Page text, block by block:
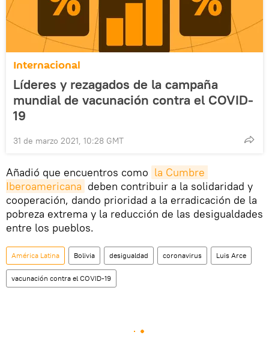
Internacional
Líderes y rezagados de la campaña
mundial de vacunación contra el COVID-
19
31 de marzo 2021, 10:28 GMT
Añadió que encuentros como la Cumbre
Iberoamericana deben contribuir a la solidaridad y
cooperación, dando prioridad a la erradicación de la
pobreza extrema y la reducción de las desigualdades
entre los pueblos.
América Latina Bolivia desigualdad coronavirus Luis Arce
vacunación contra el COVID-19